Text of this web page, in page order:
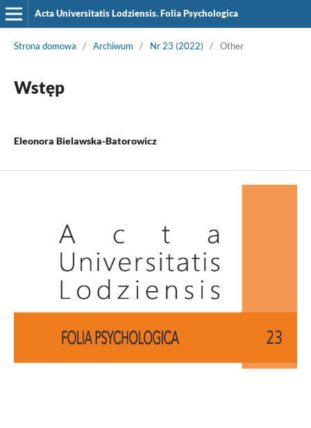
Acta Universitatis Lodziensis. Folia Psychologica
Strona domowa / Archiwum / Nr 23 (2022) / Other
Wstęp
Eleonora Bielawska-Batorowicz